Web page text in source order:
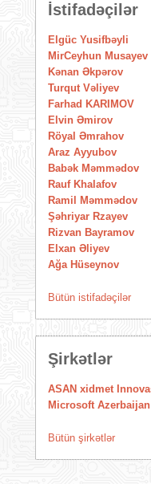
İstifadəçilər
Elgüc Yusifbəyli
MirCeyhun Musayev
Kənan Əkpərov
Turqut Vəliyev
Farhad KARIMOV
Elvin Əmirov
Röyal Əmrahov
Araz Ayyubov
Babək Məmmədov
Rauf Khalafov
Ramil Məmmədov
Şəhriyar Rzayev
Rizvan Bayramov
Elxan Əliyev
Ağa Hüseynov
Bütün istifadəçilər
Şirkətlər
Microsoft Azerbaijan
Bütün şirkətlər